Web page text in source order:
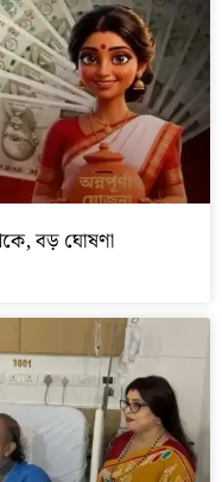
বড় ঘোষণা